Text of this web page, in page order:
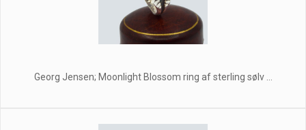
Georg Jensen; Moonlight Blossom ring af sterling sølv ...